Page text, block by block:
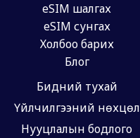
eSIM шалгах
eSIM сунгах
Холбоо барих
Блог
Бидний тухай
Үйлчилгээний нөхцөл
Нууцлалын бодлого